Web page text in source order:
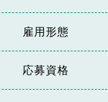
雇用形態
応募資格